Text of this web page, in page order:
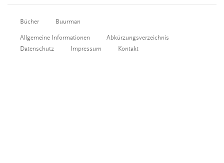
Bücher Buurman
Allgemeine Informationen
Abkürzungsverzeichnis
Datenschutz
Impressum Kontakt